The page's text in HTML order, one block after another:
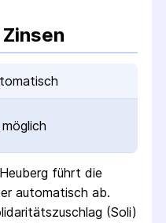
führt die
automatisch ab.
(Soli)